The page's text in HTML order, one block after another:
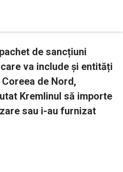
de sancțiuni
va include și entități
de Nord,
Kremlinul să importe
sau i-au furnizat